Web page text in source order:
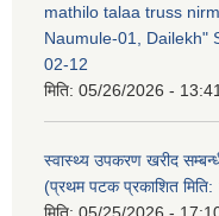
mathilo talaa truss
Naumule-01, Dailekh"
02-12
मिति: 05/26/2026 - 13:41
स्वास्थ्य उपकरण खरीद
(प्रथम पटक प्रकाशित
मिति: 05/25/2026 -